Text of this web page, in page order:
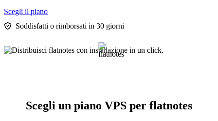
Scegli il piano
Soddisfatti o rimborsati in 30 giorni
Scegli un piano VPS per flatnotes